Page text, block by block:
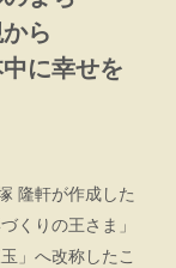
ら
に幸せを
隆軒が作成した
くりの王さま」
」へ改称したこ